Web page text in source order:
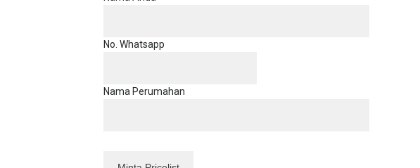
No. Whatsapp
Nama Perumahan